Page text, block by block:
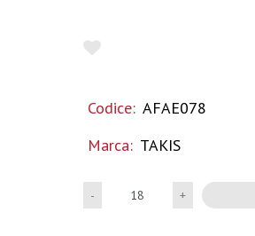
Codice: AFAE078
Marca: TAKIS